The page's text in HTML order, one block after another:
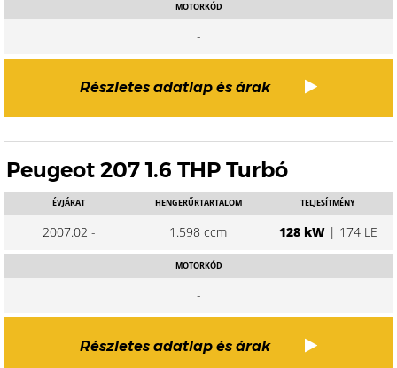
MOTORKÓD
-
Részletes adatlap és árak
Peugeot 207 1.6 THP Turbó
ÉVJÁRAT
2007.02 -
HENGERŰRTARTALOM
1.598 ccm
TELJESÍTMÉNY
128 kW| 174 LE
MOTORKÓD
-
Részletes adatlap és árak